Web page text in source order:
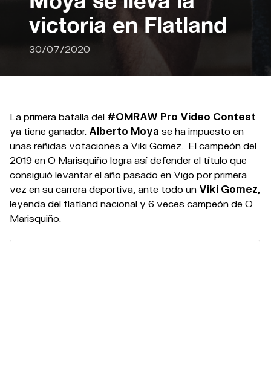
victoria en Flatland
30/07/2020
La primera batalla del #OMRAW Pro Video Contest
ya tiene ganador. Alberto Moya se ha impuesto en
unas reñidas votaciones a Viki Gomez. El campeón del
2019 en O Marisquiño logra así defender el título que
consiguió levantar el año pasado en Vigo por primera
vez en su carrera deportiva, ante todo un Viki Gomez
leyenda del flatland nacional y 6 veces campeón de O
Marisquiño.